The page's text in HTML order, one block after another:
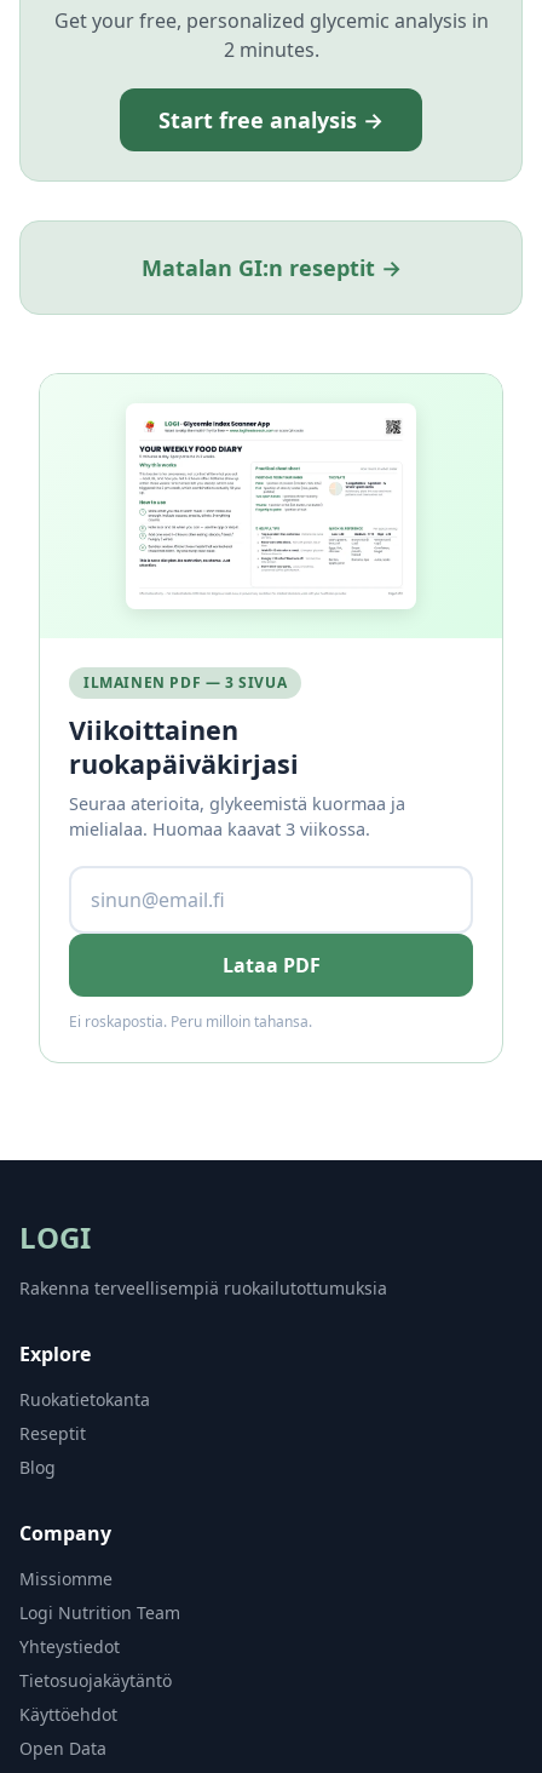
Get your free, personalized glycemic analysis in
2 minutes.
Start free analysis →
Matalan GI:n reseptit →
ILMAINEN PDF — 3 SIVUA
Viikoittainen
ruokapäiväkirjasi
Seuraa aterioita, glykeemistä kuormaa ja
mielialaa. Huomaa kaavat 3 viikossa.
Lataa PDF
Ei roskapostia. Peru milloin tahansa.
LOGI
Rakenna terveellisempiä ruokailutottumuksia
Explore
Ruokatietokanta
Reseptit
Blog
Company
Missiomme
Logi Nutrition Team
Yhteystiedot
Tietosuojakäytäntö
Käyttöehdot
Open Data